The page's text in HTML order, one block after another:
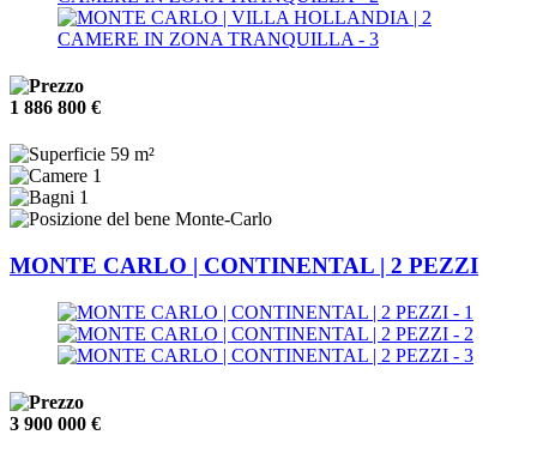
1 886 800 €
59 m²
1
1
Monte-Carlo
MONTE CARLO | CONTINENTAL | 2 PEZZI
3 900 000 €